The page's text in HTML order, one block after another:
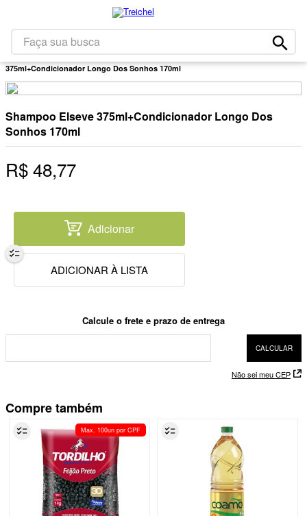
Faça sua busca
375ml+Condicionador Longo Dos Sonhos 170ml
Shampoo Elseve 375ml+Condicionador Longo Dos
Sonhos 170ml
R$48,77
Adicionar
Não sei meu CEP
Compre também
Max. 100un por CPF
2º leite
3º papel higiênico
6º iogurte
7º chocolate
8º arroz
detergente